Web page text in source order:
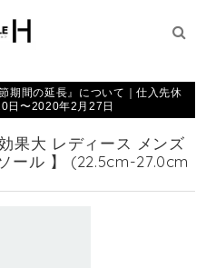
期間の延長』について｜仕入先休
日〜2020年2月27日
果大 レディース メンズ
ール 】 (22.5cm-27.0cm